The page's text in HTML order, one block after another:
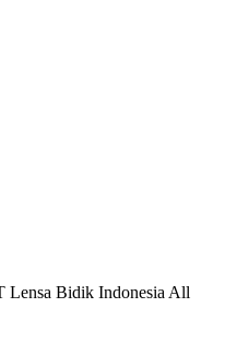
Bidik Indonesia All